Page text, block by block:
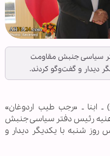
سیاسی جنبش مقاومت
دیدار و گفت‌وگو کردند.
ابنا ـ «رجب طیب اردوغان»
رئیس دفتر سیاسی جنبش
شنبه با یکدیگر دیدار و